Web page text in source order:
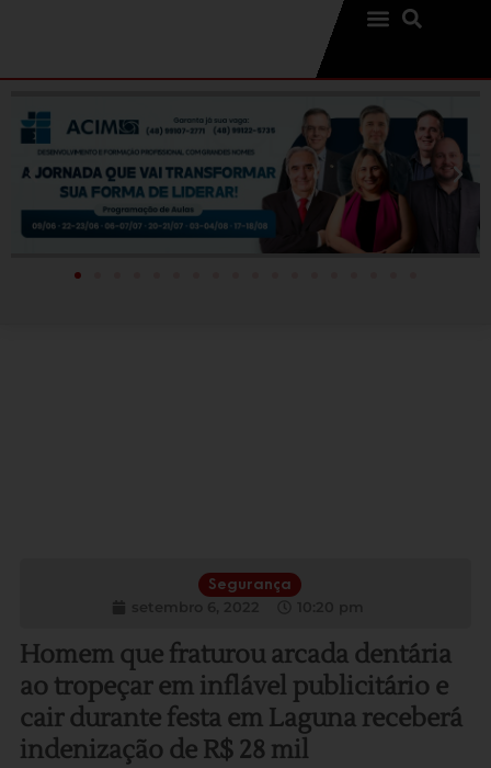
Segurança
Homem que fraturou arcada dentária
ao tropeçar em inflável publicitário e
cair durante festa em Laguna receberá
indenização de R$ 28 mil